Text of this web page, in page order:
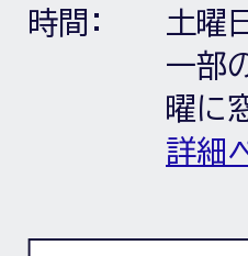
時間:
土曜
一部
曜に
詳細